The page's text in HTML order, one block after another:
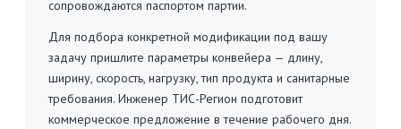
сопровождаются паспортом партии.
Для подбора конкретной модификации под вашу
задачу пришлите параметры конвейера — длину,
ширину, скорость, нагрузку, тип продукта и санитарные
требования. Инженер ТИС-Регион подготовит
коммерческое предложение в течение рабочего дня.